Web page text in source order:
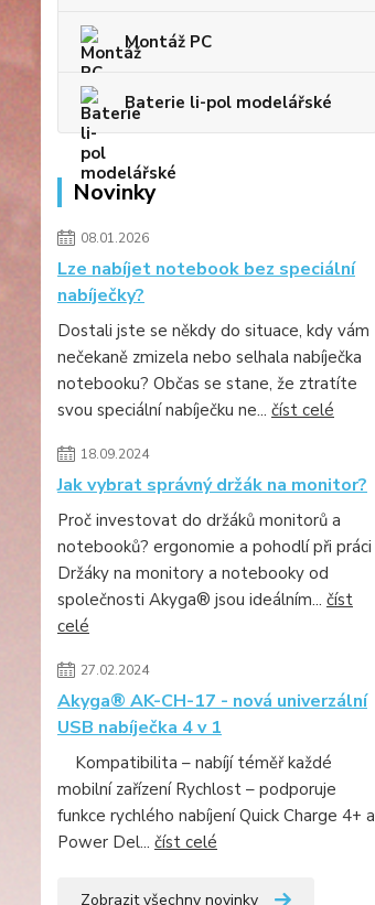
Montáž PC
Baterie li-pol modelářské
Novinky
08.01.2026
Lze nabíjet notebook bez speciální
nabíječky?
Dostali jste se někdy do situace, kdy vám
nečekaně zmizela nebo selhala nabíječka
notebooku? Občas se stane, že ztratíte
svou speciální nabíječku ne... číst celé
18.09.2024
Jak vybrat správný držák na monitor?
Proč investovat do držáků monitorů a
notebooků? ergonomie a pohodlí při práci
Držáky na monitory a notebooky od
společnosti Akyga® jsou ideálním... číst
celé
27.02.2024
Akyga® AK-CH-17 - nová univerzální
USB nabíječka 4 v 1
Kompatibilita – nabíjí téměř každé
mobilní zařízení Rychlost – podporuje
funkce rychlého nabíjení Quick Charge 4+ a
Power Del... číst celé
Zobrazit všechny novinky